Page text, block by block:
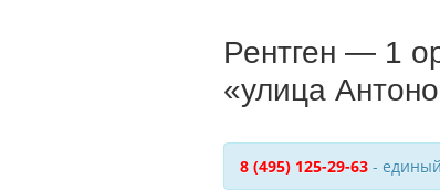
Рентген — 1
«улица
8 (495) 125-29-63 -